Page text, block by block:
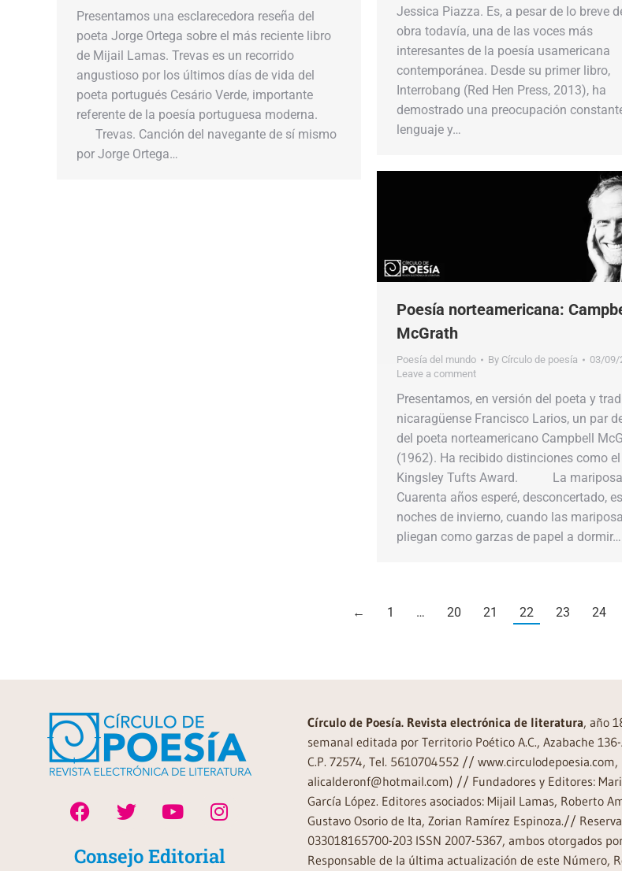
Jessica Piazza. Es, a pesar de lo breve
obra todavía, una de las voces más
interesantes de la poesía usamericana
contemporánea. Desde su primer libro,
Interrobang (Red Hen Press, 2013), ha
demostrado una preocupación
lenguaje y…
Presentamos una esclarecedora reseña del
poeta Jorge Ortega sobre el más reciente libro
de Mijail Lamas. Trevas es un recorrido
angustioso por los últimos días de vida del
poeta portugués Cesário Verde, importante
referente de la poesía portuguesa moderna.
Trevas. Canción del navegante de sí mismo
por Jorge Ortega…
Poesía norteamericana:
McGrath
Poesía del mundo By Círculo de poesía
03/09/
Leave a comment
Presentamos, en versión del poeta y
nicaragüense Francisco Larios, un par
del poeta norteamericano Campbell
(1962). Ha recibido distinciones como el
Kingsley Tufts Award. La mariposa
Cuarenta años esperé, desconcertado,
noches de invierno, cuando las
pliegan como garzas de papel a dormir…
← 1 … 20 21 22 23 24
Consejo Editorial
Círculo de Poesía. Revista electrónica de literatura, año
semanal editada por Territorio Poético A.C., Azabache
C.P. 72574, Tel. 5610704552 //
alicalderonf@hotmail.com) // Fundadores y Editores:
García López. Editores asociados: Mijail Lamas, Roberto
Gustavo Osorio de Ita, Zorian Ramírez Espinoza.//
033018165700-203 ISSN 2007-5367, ambos otorgados
Responsable de la última actualización de este Número,